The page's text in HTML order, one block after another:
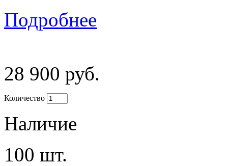
Подробнее
28 900 руб.
Количество
Наличие
100 шт.